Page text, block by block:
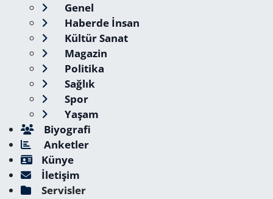
Genel
Haberde İnsan
Kültür Sanat
Magazin
Politika
Sağlık
Spor
Yaşam
Biyografi
Anketler
Künye
İletişim
Servisler